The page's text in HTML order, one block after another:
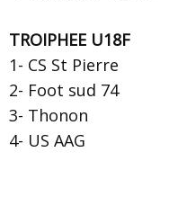
TROIPHEE U18F
1- CS St Pierre
2- Foot sud 74
3- Thonon
4- US AAG